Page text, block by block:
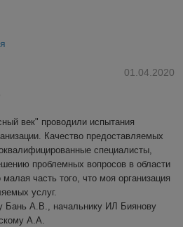
01.04.2020
век" проводили испытания
Качество предоставляемых
специалисты,
проблемных вопросов в области
часть того, что моя организация
услуг.
Бань А.В., начальнику ИЛ Биянову
А.А.